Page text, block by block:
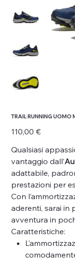
TRAIL RUNNING UOMO
Prezzo
110,00 €
Qualsiasi
vantaggio dall’
adattabile,
prestazioni per
Con
aderenti, sarai in
avventura in
Caratteristiche: